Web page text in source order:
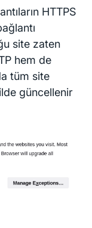
HTTPS
site zaten
hem de
tüm site
güncellenir